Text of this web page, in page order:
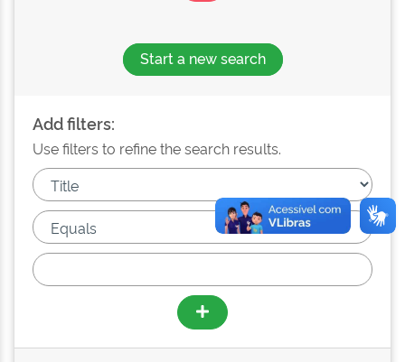
Start a new search
Add filters:
Use filters to refine the search results.